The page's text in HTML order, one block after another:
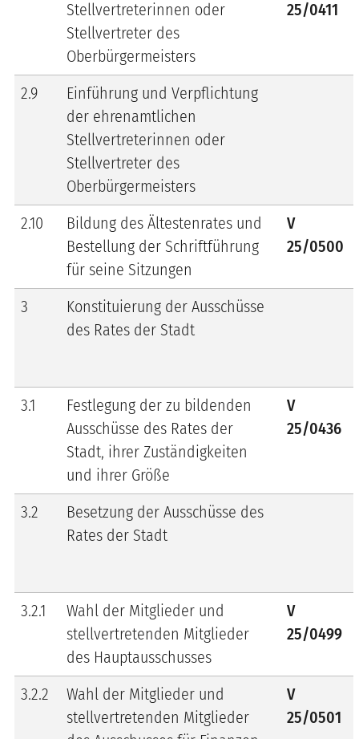
Stellvertreterinnen oder
Stellvertreter des
Oberbürgermeisters
25/0411
2.9
Einführung und Verpflichtung
der ehrenamtlichen
Stellvertreterinnen oder
Stellvertreter des
Oberbürgermeisters
2.10
Bildung des Ältestenrates und
Bestellung der Schriftführung
für seine Sitzungen
V
25/0500
3
Konstituierung der Ausschüsse
des Rates der Stadt
3.1
Festlegung der zu bildenden
Ausschüsse des Rates der
Stadt, ihrer Zuständigkeiten
und ihrer Größe
V
25/0436
3.2
Besetzung der Ausschüsse des
Rates der Stadt
3.2.1
Wahl der Mitglieder und
stellvertretenden Mitglieder
des Hauptausschusses
V
25/0499
3.2.2
Wahl der Mitglieder und
stellvertretenden Mitglieder
V
25/0501